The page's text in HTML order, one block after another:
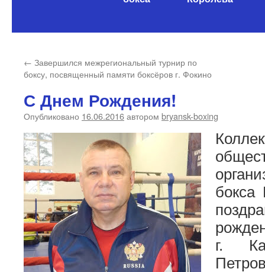
← Завершился межрегиональный турнир по
боксу, посвященный памяти боксёров г. Фокино
С Днем Рождения!
Опубликовано 16.06.2016автором bryansk-boxing
бокса
г.